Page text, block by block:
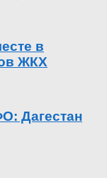
в
ЖКХ
Дагестан